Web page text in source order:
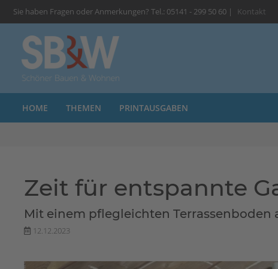
Sie haben Fragen oder Anmerkungen? Tel.: 05141 - 299 50 60 | Kontakt
HOME THEMEN PRINTAUSGABEN
Zeit für entspannte
Mit einem pflegleichten Terrassenboden
12.12.2023